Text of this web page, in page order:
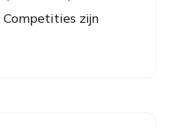
zijn